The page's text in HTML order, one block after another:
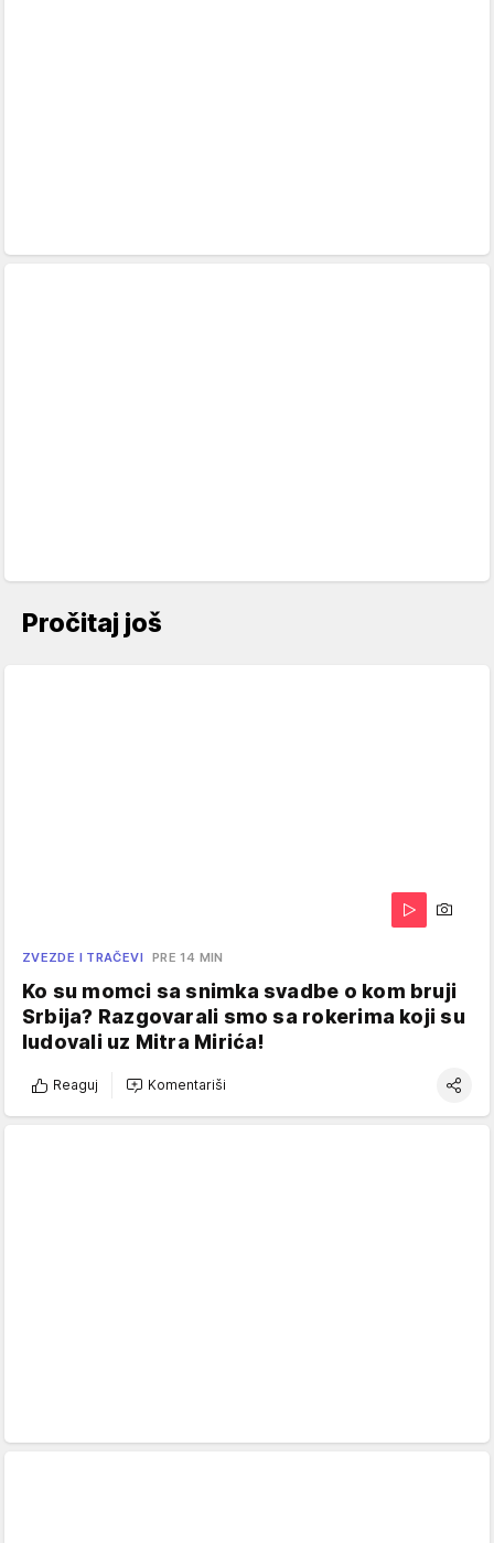
Pročitaj još
ZVEZDE I TRAČEVI PRE 14 MIN
Ko su momci sa snimka svadbe o kom bruji
Srbija? Razgovarali smo sa rokerima koji su
ludovali uz Mitra Mirića!
Reaguj Komentariši